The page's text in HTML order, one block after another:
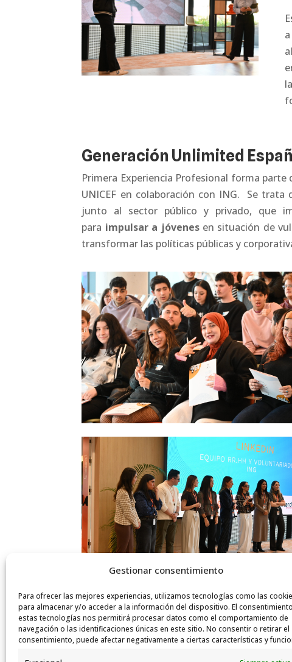
Gestionar consentimiento
Para ofrecer las mejores experiencias, utilizamos tecnologías como las
para almacenar y/o acceder a la información del dispositivo. El
estas tecnologías nos permitirá procesar datos como el comportamiento de
navegación o las identificaciones únicas en este sitio. No consentir o retirar el
consentimiento, puede afectar negativamente a ciertas características y
Generación Unlimited
Primera Experiencia Profesional forma parte
UNICEF en colaboración con ING. Se
junto al sector público y privado, que
para impulsar a jóvenesen situación de
transformar las políticas públicas y